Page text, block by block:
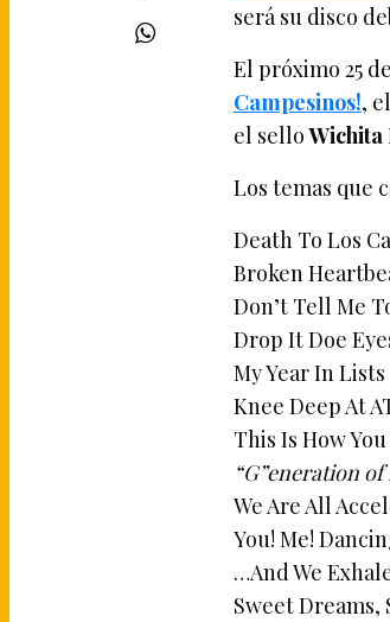
será su disco
El próximo 25
Campesinos!,
el selloWichita
Los temas que
Death To Los
Broken
Don’t Tell Me
Drop It Doe
My Year In Lists
Knee Deep At
This Is How
“G”eneration
We Are All
You! Me!
…And We
Sweet Dreams,